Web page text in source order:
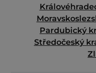
Pardubický
Středočeský